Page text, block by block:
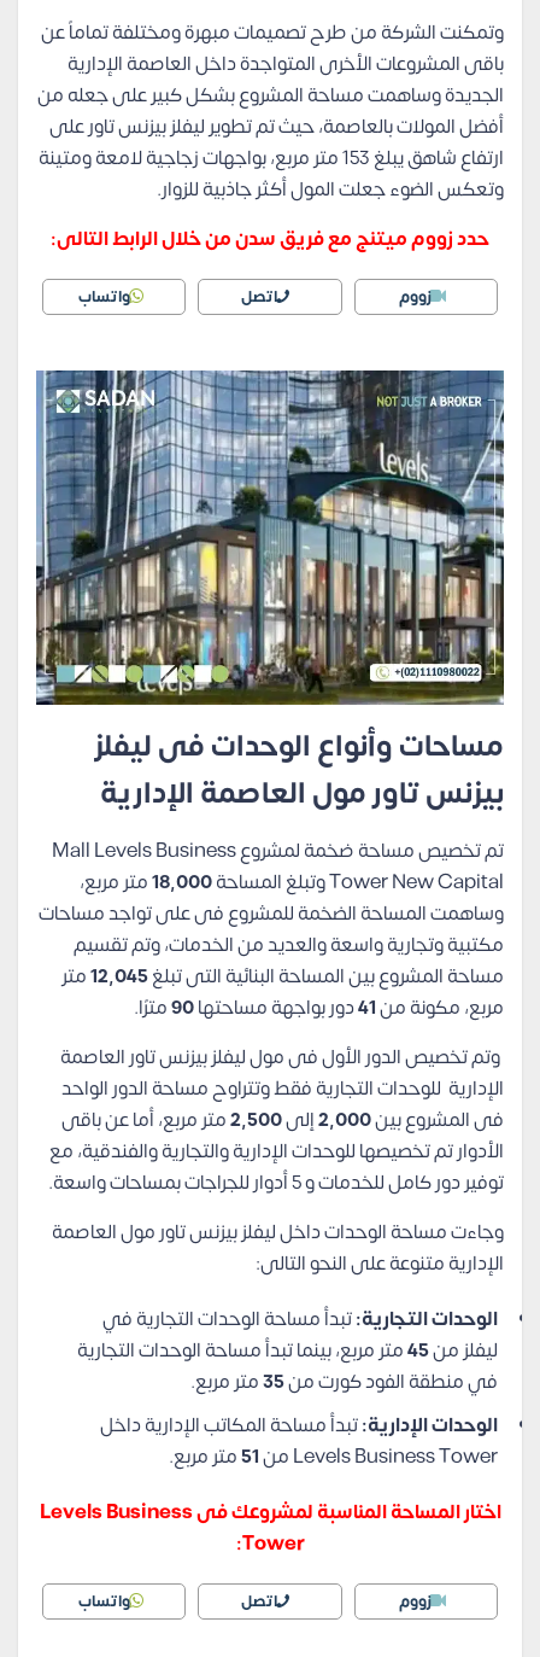
وتمكنت الشركة من طرح تصميمات مبهرة ومختلفة تماماً عن
باقى المشروعات الأخرى المتواجدة داخل العاصمة الإدارية
الجديدة وساهمت مساحة المشروع بشكل كبير على جعله من
أفضل المولات بالعاصمة، حيث تم تطوير ليفلز بيزنس تاور على
ارتفاع شاهق يبلغ 153 متر مربع، بواجهات زجاجية لامعة ومتينة
وتعكس الضوء جعلت المول أكثر جاذبية للزوار.
حدد زووم ميتنج مع فريق سدن من خلال الرابط التالى:
زووم اتصل واتساب
مساحات وأنواع الوحدات فى ليفلز
بيزنس تاور مول العاصمة الإدارية
تم تخصيص مساحة ضخمة لمشروع Mall Levels Business
Tower New Capital وتبلغ المساحة
18,000متر مربع،
وساهمت المساحة الضخمة للمشروع فى على تواجد مساحات
مكتبية وتجارية واسعة والعديد من الخدمات، وتم تقسيم
مساحة المشروع بين المساحة البنائية التى تبلغ12,045متر
مربع، مكونة من41دور بواجهة مساحتها90مترًا.
وتم تخصيص الدور الأول فى مول ليفلز بيزنس تاور العاصمة
الإدارية للوحدات التجارية فقط وتتراوح مساحة الدور الواحد
فى المشروع بين2,000إلى2,500متر مربع، أما عن باقى
الأدوار تم تخصيصها للوحدات الإدارية والتجارية والفندقية، مع
توفير دور كامل للخدمات و 5 أدوار للجراجات بمساحات واسعة.
وجاءت مساحة الوحدات داخل ليفلز بيزنس تاور مول العاصمة
الإدارية متنوعة على النحو التالى:
الوحدات التجارية:تبدأ مساحة الوحدات التجارية في
ليفلز من
متر مربع، بينما تبدأ مساحة الوحدات التجارية
في منطقة الفود كورت من35متر مربع.
الوحدات الإدارية:تبدأ مساحة المكاتب الإدارية داخل
Levels Business Tower من
51متر مربع.
اختار المساحة المناسبة لمشروعك فى Levels Business
Tower:
زووم اتصل واتساب